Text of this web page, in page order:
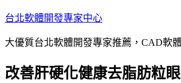
跳
主
內
台北軟體開發專家中心
大優質台北軟體開發專家推薦，CAD軟
改善肝硬化健康去脂肪粒